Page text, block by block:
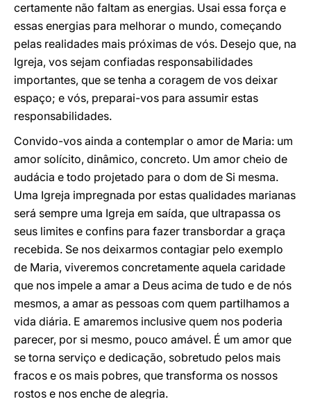
certamente não faltam as energias. Usai essa força e
essas energias para melhorar o mundo, começando
pelas realidades mais próximas de vós. Desejo que, na
Igreja, vos sejam confiadas responsabilidades
importantes, que se tenha a coragem de vos deixar
espaço; e vós, preparai-vos para assumir estas
responsabilidades.
Convido-vos ainda a contemplar o amor de Maria: um
amor solícito, dinâmico, concreto. Um amor cheio de
audácia e todo projetado para o dom de Si mesma.
Uma Igreja impregnada por estas qualidades marianas
será sempre uma Igreja em saída, que ultrapassa os
seus limites e confins para fazer transbordar a graça
recebida. Se nos deixarmos contagiar pelo exemplo
de Maria, viveremos concretamente aquela caridade
que nos impele a amar a Deus acima de tudo e de nós
mesmos, a amar as pessoas com quem partilhamos a
vida diária. E amaremos inclusive quem nos poderia
parecer, por si mesmo, pouco amável. É um amor que
se torna serviço e dedicação, sobretudo pelos mais
fracos e os mais pobres, que transforma os nossos
rostos e nos enche de alegria.